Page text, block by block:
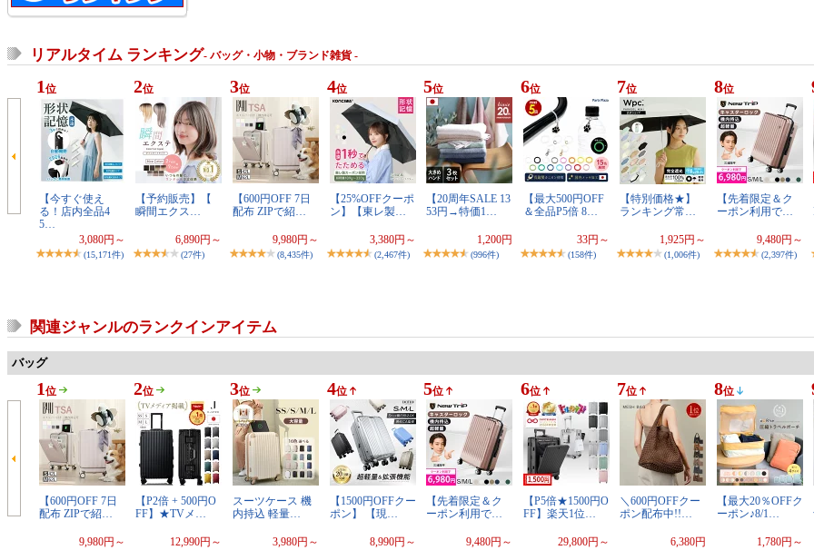
リアルタイム ランキング- バッグ・小物・ブランド雑貨 -
1 位
【今すぐ使え
る！店内全品4
5…
3,080円～
(15,171件)
2位
【予約販売】【
瞬間エクス…
6,890円～
(27件)
3位
【600円OFF 7日
配布 ZIPで紹…
9,980円～
(8,435件)
4位
【25%OFFクーポ
ン】【東レ製…
3,380円～
(2,467件)
5位
【20周年SALE 13
53円→特価1…
1,200円
(996件)
6位
【最大500円OFF
＆全品P5倍 8…
33円～
(158件)
7位
【特別価格★】
ランキング常…
1,925円～
(1,006件)
8位
【先着限定＆ク
ーポン利用で…
9,480円～
(2,397件)
関連ジャンルのランクインアイテム
バッグ
1 位
【600円OFF 7日
配布 ZIPで紹…
9,980円～
2位
【P2倍 + 500円O
FF】★TVメ…
12,990円～
3位
スーツケース 機
内持込 軽量…
3,980円～
4位
【1500円OFFクー
ポン】 【現…
8,990円～
5位
【先着限定＆ク
ーポン利用で…
9,480円～
6位
【P5倍★1500円O
FF】楽天1位…
29,800円～
7位
＼600円OFFクー
ポン配布中!!…
6,380円
8位
【最大20％OFFク
ーポン♪8/1…
1,780円～